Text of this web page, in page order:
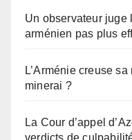
Un observateur juge
arménien pas plus
L’Arménie creuse
minerai ?
La Cour d’appel
verdicts de